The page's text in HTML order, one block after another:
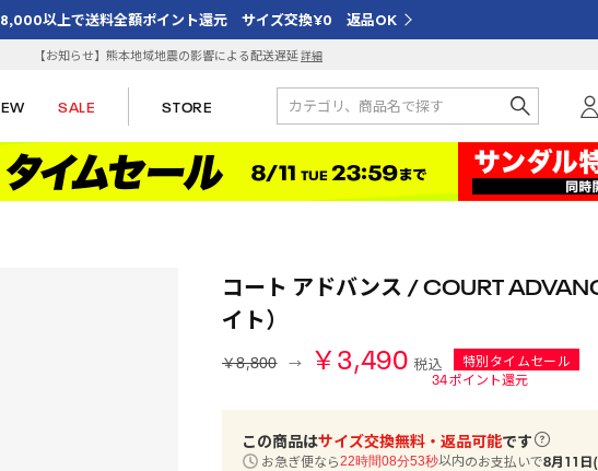
以上で送料全額ポイント還元 サイズ交換¥0 返品OK
【お知らせ】熊本地域地震の影響による配送遅延詳細
SALE STORE
コート アドバンス / COURT
イト）
￥8,800 ￥3,490 税込
特別タイムセール
34ポイント還元
この商品はサイズ交換無料・返品可能です
お急ぎ便なら22時間08分52秒以内のお支払いで8月11日